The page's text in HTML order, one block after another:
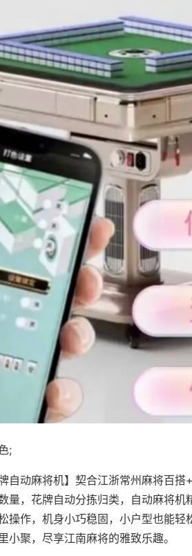
;
自动麻将机】契合江浙常州麻将百
量，花牌自动分拣归类，自动麻将
操作，机身小巧稳固，小户型也能
小聚，尽享江南麻将的雅致乐趣。